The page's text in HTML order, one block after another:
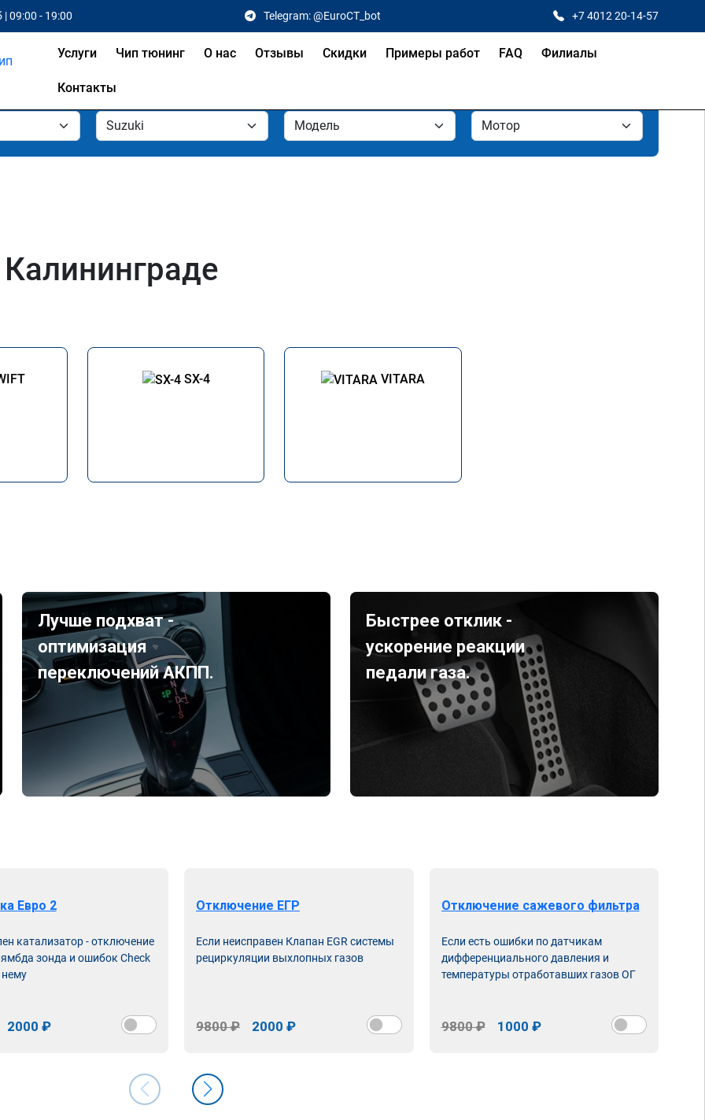
| 09:00 - 19:00 Telegram: @EuroCT_bot +7 4012 20-14-57
Услуги Чип тюнинг О нас Отзывы Скидки Примеры работ FAQ Филиалы
Контакты
SX-4 VITARA
Лучше подхват -
оптимизация
переключений АКПП.
Быстрее отклик -
ускорение реакции
педали газа.
Евро 2
катализатор - отключение
зонда и ошибок Check
нему
2000 ₽
Отключение ЕГР
Если неисправен Клапан EGR системы
рециркуляции выхлопных газов
9800 ₽ 2000 ₽
Отключение сажевого фильтра
Если есть ошибки по датчикам
дифференциального давления и
температуры отработавших газов ОГ
9800 ₽ 1000 ₽